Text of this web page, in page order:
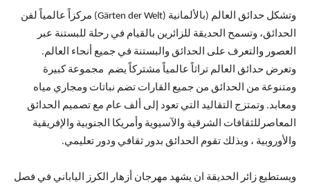
وتشكل حدائق العالم (بالألمانية (Gärten der Welt) مركزاً عالمياً لفن
الحدائق، وتسمح الحديقة للزائرين بالقيام في رحلة للبستنة عبر
العصور والتعرف على الحدائق والبستنة في جميع أنحاء العالم.
وتعرض حدائق العالم تراثاً عالمياً مشتركاً يضم مجموعة كبيرة
ومتنوعة من الحدائق من جميع القارات تضم نباتات ومجاري مياه
ومعابد. وتمتزج التقاليد التي تعود إلى ألف عام مع تصميم الحدائق
المعاصرللثقافات الشرقية والآسيوية وأمريكا الجنوبية والإفريقية
والأوروبية ، وبذلك تقوم الحدائق بدور ثقافي ودور تعليمي.
ويستطيع زائر الحديقة ان يشهد مهرجان أزهار الكرز الياباني في فصل